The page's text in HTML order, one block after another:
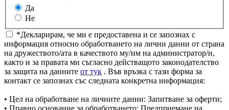
Да
Не
*Декларирам, че ми е предоставена и се запознах с
информация относно обработването на лични данни от страна
на дружеството/ата в качеството му/им на администратор/и,
както и за правата ми съгласно действащото законодателство
за защита на данните от тук . Във връзка с тази форма за
контакт се запознах със следната конкретна информация:
• Цел на обработване на личните данни: Запитване за оферти;
• Правно основание за обработването: Предприемане на